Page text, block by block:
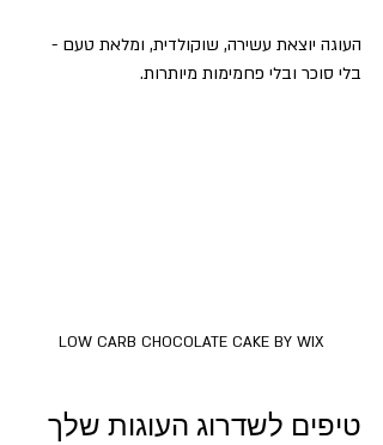
העוגה יוצאת עשירה, שוקולדית, ומלאת טעם -
בלי סוכר ובלי פחמימות מיותרות.
LOW CARB CHOCOLATE CAKE BY WIX
טיפים לשדרוג העוגות שלך